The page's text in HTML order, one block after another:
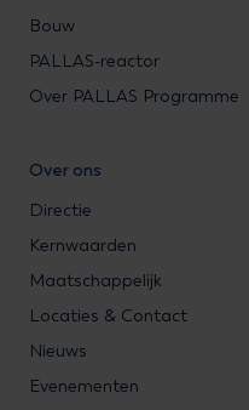
Bouw
PALLAS-reactor
Over PALLAS Programme
Over ons
Directie
Kernwaarden
Maatschappelijk
Locaties & Contact
Nieuws
Evenementen